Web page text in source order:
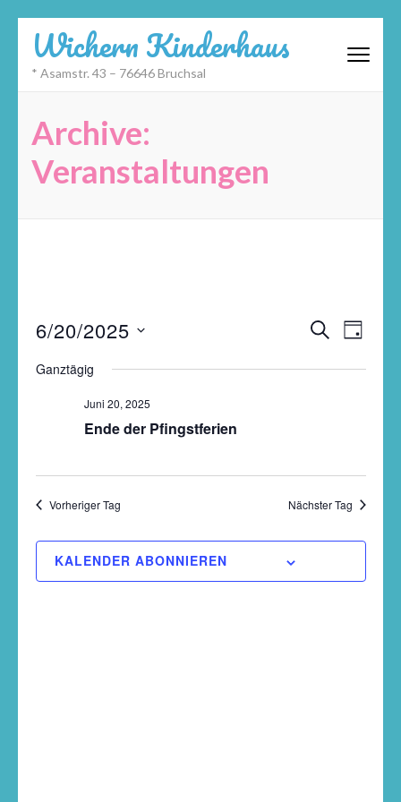
Inhalt
springen
Wichern Kinderhaus
* Asamstr. 43 – 76646 Bruchsal
Archive:
Veranstaltungen
Suche
und
SUCHE
TAG
6/20/2025
Datum
Ganztägig
Juni 20, 2025
Ende der Pfingstferien
Vorheriger Tag Nächster Tag
KALENDER ABONNIEREN